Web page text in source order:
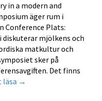
in a modern and
äger rum i
Plats:
diskuterar mjölkens och
matkultur och
sker på
Det finns
Pre-
→